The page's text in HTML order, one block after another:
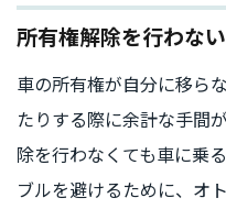
所有権解除を行わな
車の所有権が自分に移ら
たりする際に余計な手間
除を行わなくても車に乗
ブルを避けるために、オ